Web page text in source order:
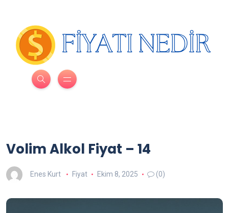
Volim Alkol Fiyat – 14
Enes Kurt Fiyat Ekim 8, 2025 (0)